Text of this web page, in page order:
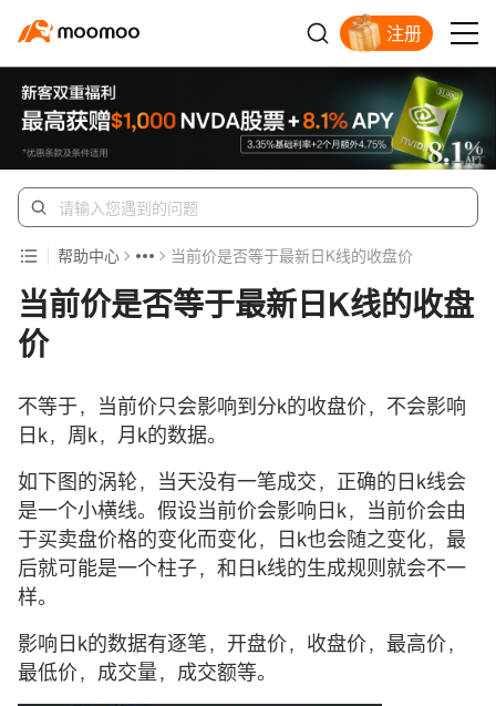
注册
帮助中心 当前价是否等于最新日K线的收盘价
当前价是否等于最新日K线的收盘
价
不等于，当前价只会影响到分k的收盘价，不会影响
日k，周k，月k的数据。
如下图的涡轮，当天没有一笔成交，正确的日k线会
是一个小横线。假设当前价会影响日k，当前价会由
于买卖盘价格的变化而变化，日k也会随之变化，最
后就可能是一个柱子，和日k线的生成规则就会不一
样。
影响日k的数据有逐笔，开盘价，收盘价，最高价，
最低价，成交量，成交额等。